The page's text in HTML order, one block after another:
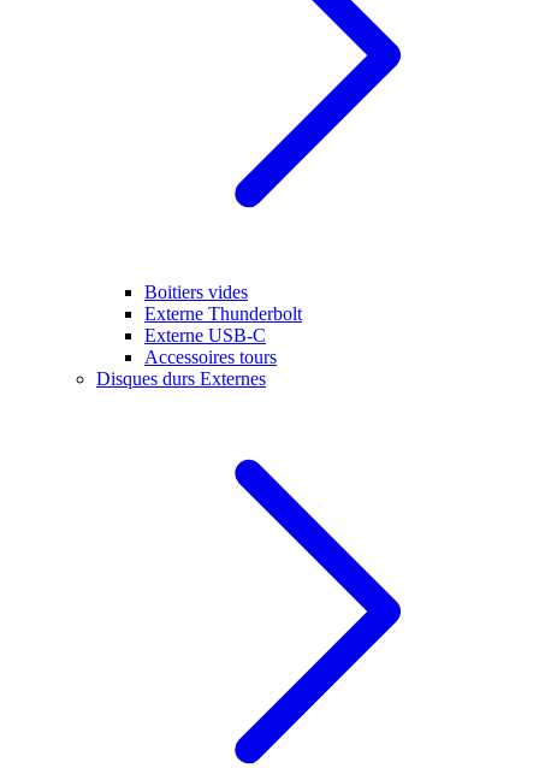
Boitiers vides
Externe Thunderbolt
Externe USB-C
Accessoires tours
Disques durs Externes